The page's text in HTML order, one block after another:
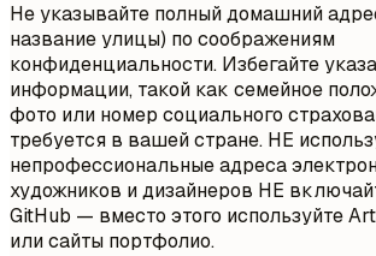
Не указывайте полный домашний
название улицы) по соображениям
конфиденциальности. Избегайте
информации, такой как семейное
фото или номер социального
требуется в вашей стране. НЕ
непрофессиональные адреса
художников и дизайнеров НЕ
GitHub — вместо этого используйте
или сайты портфолио.